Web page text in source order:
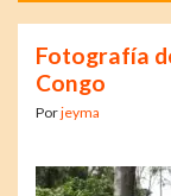
Fotografía
Congo
Porjeyma